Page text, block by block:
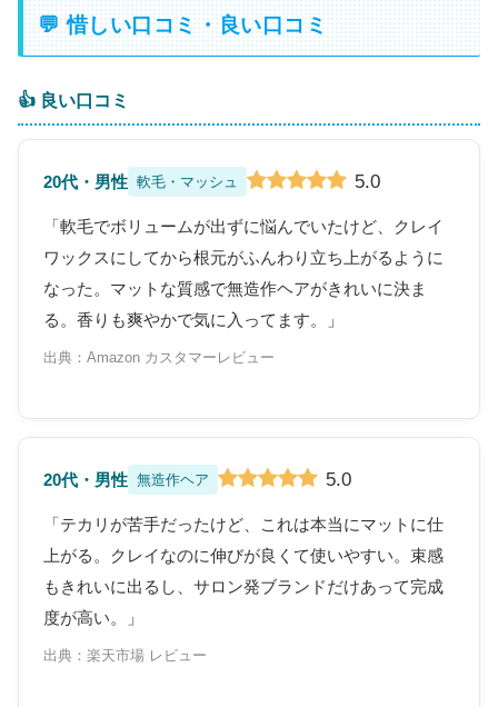
💬 惜しい口コミ・良い口コミ
👍 良い口コミ
20代・男性 軟毛・マッシュ 5.0
「軟毛でボリュームが出ずに悩んでいたけど、クレイ
ワックスにしてから根元がふんわり立ち上がるように
なった。マットな質感で無造作ヘアがきれいに決ま
る。香りも爽やかで気に入ってます。」
出典：Amazon カスタマーレビュー
20代・男性 無造作ヘア 5.0
「テカリが苦手だったけど、これは本当にマットに仕
上がる。クレイなのに伸びが良くて使いやすい。束感
もきれいに出るし、サロン発ブランドだけあって完成
度が高い。」
出典：楽天市場 レビュー